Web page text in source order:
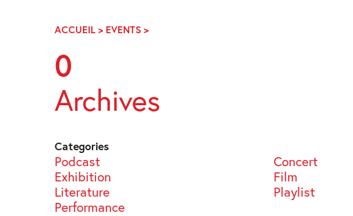
NavigationACCUEIL > EVENTS >PAGE
0
Archives
Categories
Podcast Concert
Exhibition
Film
Literature
Playlist
Performance